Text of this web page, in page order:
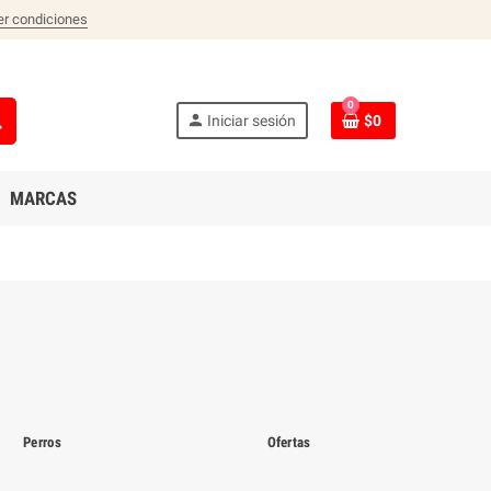
condiciones
person Iniciar sesión
0
$0
MARCAS
Perros Ofertas